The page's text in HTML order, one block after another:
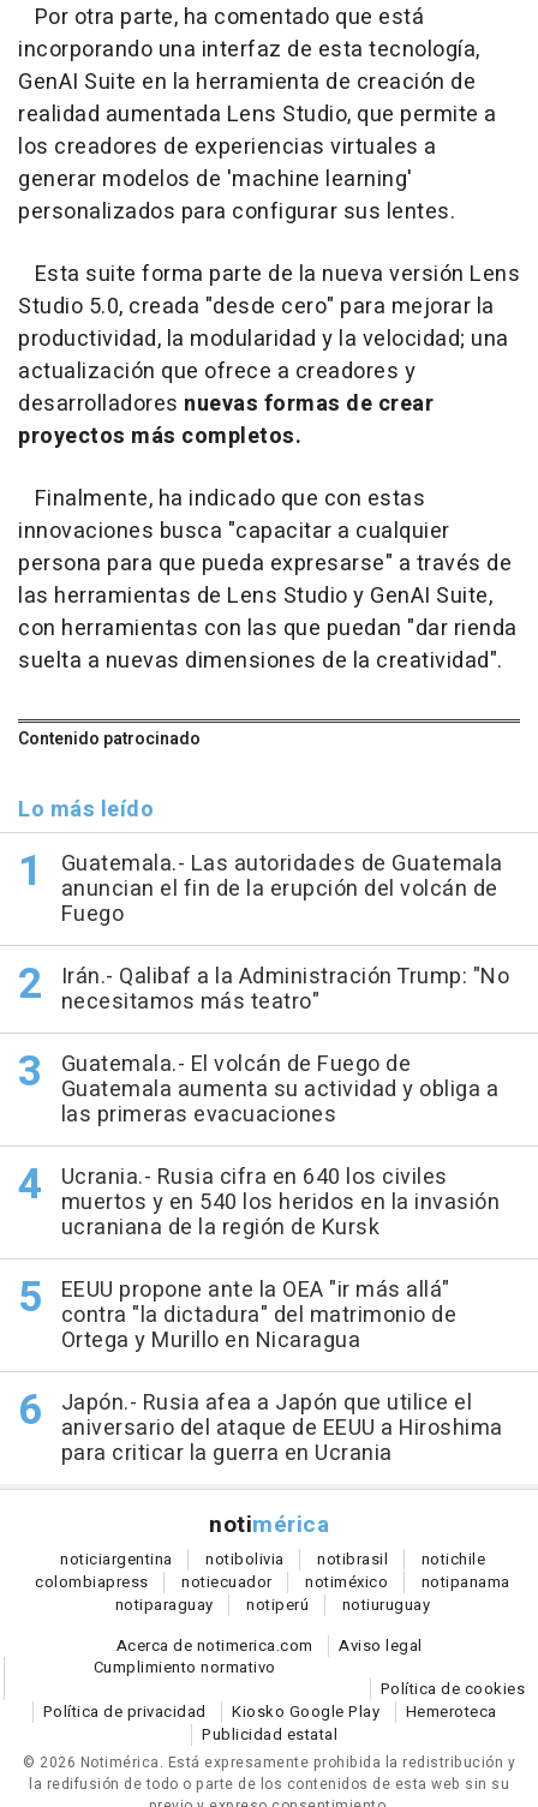
Por otra parte, ha comentado que está
incorporando una interfaz de esta tecnología,
GenAI Suite en la herramienta de creación de
realidad aumentada Lens Studio, que permite a
los creadores de experiencias virtuales a
generar modelos de 'machine learning'
personalizados para configurar sus lentes.
Esta suite forma parte de la nueva versión Lens
Studio 5.0, creada "desde cero" para mejorar la
productividad, la modularidad y la velocidad; una
actualización que ofrece a creadores y
desarrolladores nuevas formas de crear
proyectos más completos.
Finalmente, ha indicado que con estas
innovaciones busca "capacitar a cualquier
persona para que pueda expresarse" a través de
las herramientas de Lens Studio y GenAI Suite,
con herramientas con las que puedan "dar rienda
suelta a nuevas dimensiones de la creatividad".
Contenido patrocinado
Lo más leído
Guatemala.- Las autoridades de Guatemala
anuncian el fin de la erupción del volcán de
Fuego
Irán.- Qalibaf a la Administración Trump: "No
necesitamos más teatro"
Guatemala.- El volcán de Fuego de
Guatemala aumenta su actividad y obliga a
las primeras evacuaciones
Ucrania.- Rusia cifra en 640 los civiles
muertos y en 540 los heridos en la invasión
ucraniana de la región de Kursk
EEUU propone ante la OEA "ir más allá"
contra "la dictadura" del matrimonio de
Ortega y Murillo en Nicaragua
Japón.- Rusia afea a Japón que utilice el
aniversario del ataque de EEUU a Hiroshima
para criticar la guerra en Ucrania
notimérica
noticiargentina notibolivia notibrasil notichile
colombiapress notiecuador notiméxico notipanama
notiparaguay notiperú notiuruguay
Acerca de notimerica.com
Aviso legal
Cumplimiento normativo
Política de cookies
Política de privacidad
Kiosko Google Play
Hemeroteca
Publicidad estatal
© 2026 Notimérica. Está expresamente prohibida la redistribución y
la redifusión de todo o parte de los contenidos de esta web sin su